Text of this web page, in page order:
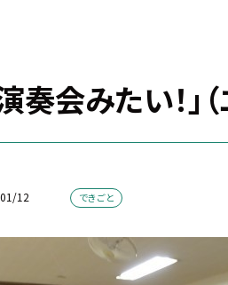
会みたい！」
12 できごと